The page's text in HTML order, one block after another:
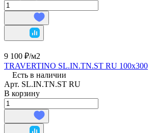
9 100 ₽/м2
TRAVERTINO SL.IN.TN.ST RU 100х300
Есть в наличии
Арт. SL.IN.TN.ST RU
В корзину